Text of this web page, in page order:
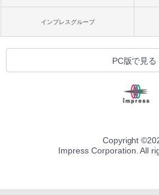
インプレスグループ
PC版で見る
Copyright ©
Impress Corporation. All